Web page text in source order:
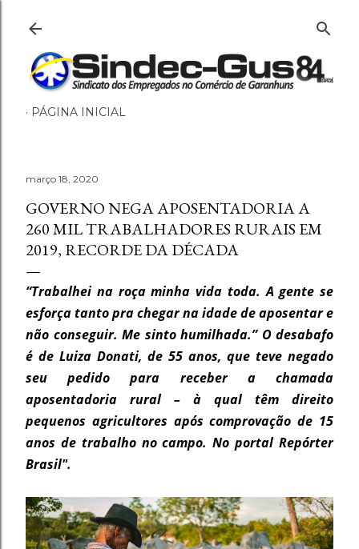
Pular para o conteúdo
PÁGINA INICIAL
março 18, 2020
GOVERNO NEGA APOSENTADORIA A
260 MIL TRABALHADORES RURAIS EM
2019, RECORDE DA DÉCADA
“Trabalhei na roça minha vida toda. A gente se
esforça tanto pra chegar na idade de aposentar e
não conseguir. Me sinto humilhada.” O desabafo
é de Luiza Donati, de 55 anos, que teve negado
seu pedido para receber a chamada
aposentadoria rural – à qual têm direito
pequenos agricultores após comprovação de 15
anos de trabalho no campo. No portal Repórter
Brasil".